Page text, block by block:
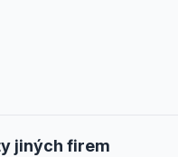
jiných firem